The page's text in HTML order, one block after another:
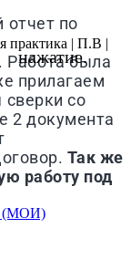
нажатие.
отчет по
практика | П.В |
Работа была
прилагаем
сверки со
2 документа
Так же
работу под
(МОИ)